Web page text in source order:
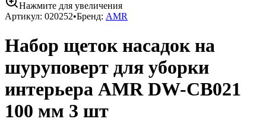
Нажмите для увеличения
Артикул: 020252•Бренд: AMR
Набор щеток насадок на
шуруповерт для уборки
интерьера AMR DW-CB021
100 мм 3 шт